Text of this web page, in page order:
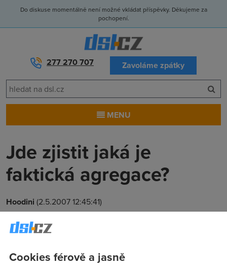
Do diskuse momentálně není možné vkládat příspěvky. Děkujeme za
pochopení.
277 270 707 Zavoláme zpátky
MENU
Jde zjistit jaká je
faktická agregace?
Hoodini (2.5.2007 12:45:41)
Existuje nejaky programek, stranky apod. kde bych zjistil
jakou mam opravdu max. agregaci. Jde mi o to jestli me
1:20, jestli to opravdu plati a neprihodili mi tam treba dalsich
Cookies férově a jasně